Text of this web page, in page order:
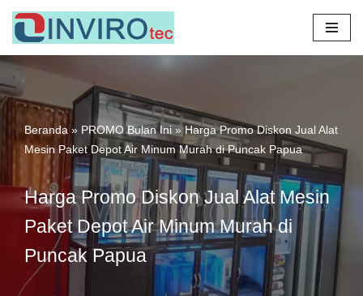
Lompat
ke
konten
Beranda» PROMO Bulan Ini »Harga Promo Diskon Jual Alat
Mesin Paket Depot Air Minum Murah di Puncak Papua
Harga Promo Diskon Jual Alat Mesin
Paket Depot Air Minum Murah di
Puncak Papua